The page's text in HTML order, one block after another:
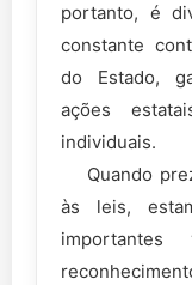
portanto, é
constante
do Estado,
ações
individuais.
Quando
às leis,